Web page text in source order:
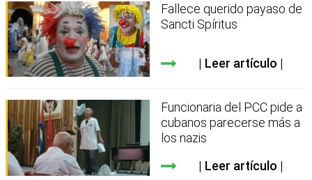
Fallece querido payaso de
Sancti Spíritus
Leer artículo
Funcionaria del PCC pide a
cubanos parecerse más a
los nazis
Leer artículo